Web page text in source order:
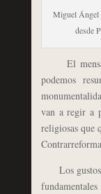
Miguel Ángel
desde
El
podemos
van a regir a
religiosas que
Los gustos